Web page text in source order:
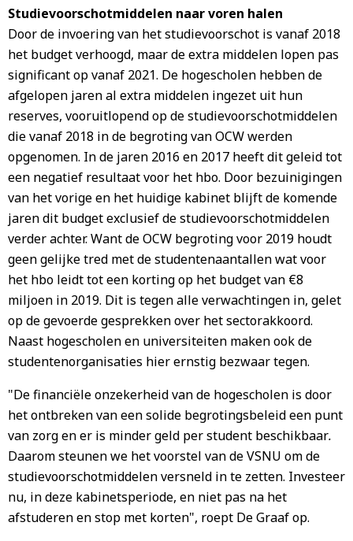
Studievoorschotmiddelen naar voren halen
Door de invoering van het studievoorschot is vanaf 2018
het budget verhoogd, maar de extra middelen lopen pas
significant op vanaf 2021. De hogescholen hebben de
afgelopen jaren al extra middelen ingezet uit hun
reserves, vooruitlopend op de studievoorschotmiddelen
die vanaf 2018 in de begroting van OCW werden
opgenomen. In de jaren 2016 en 2017 heeft dit geleid tot
een negatief resultaat voor het hbo. Door bezuinigingen
van het vorige en het huidige kabinet blijft de komende
jaren dit budget exclusief de studievoorschotmiddelen
verder achter. Want de OCW begroting voor 2019 houdt
geen gelijke tred met de studentenaantallen wat voor
het hbo leidt tot een korting op het budget van €8
miljoen in 2019. Dit is tegen alle verwachtingen in, gelet
op de gevoerde gesprekken over het sectorakkoord.
Naast hogescholen en universiteiten maken ook de
studentenorganisaties hier ernstig bezwaar tegen.
"De financiële onzekerheid van de hogescholen is door
het ontbreken van een solide begrotingsbeleid een punt
van zorg en er is minder geld per student beschikbaar.
Daarom steunen we het voorstel van de VSNU om de
studievoorschotmiddelen versneld in te zetten. Investeer
nu, in deze kabinetsperiode, en niet pas na het
afstuderen en stop met korten", roept De Graaf op.